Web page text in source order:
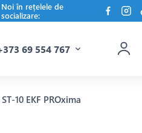
Noi în rețelele de
socializare:
69 554 767
10 EKF PROxima